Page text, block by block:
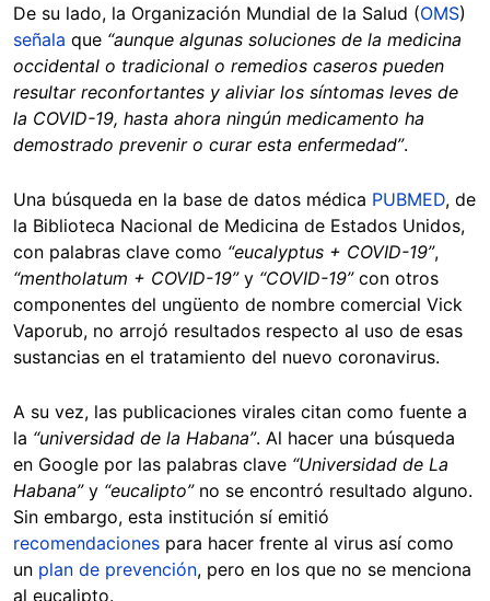
De su lado, la Organización Mundial de la Salud (OMS)
señala que “aunque algunas soluciones de la medicina
occidental o tradicional o remedios caseros pueden
resultar reconfortantes y aliviar los síntomas leves de
la COVID-19, hasta ahora ningún medicamento ha
demostrado prevenir o curar esta enfermedad”.
Una búsqueda en la base de datos médica PUBMED, de
la Biblioteca Nacional de Medicina de Estados Unidos,
con palabras clave como “eucalyptus + COVID-19”,
“mentholatum + COVID-19”y “COVID-19” con otros
componentes del ungüento de nombre comercial Vick
Vaporub, no arrojó resultados respecto al uso de esas
sustancias en el tratamiento del nuevo coronavirus.
A su vez, las publicaciones virales citan como fuente a
la “universidad de la Habana”. Al hacer una búsqueda
en Google por las palabras clave “Universidad de La
Habana”y “eucalipto”no se encontró resultado alguno.
Sin embargo, esta institución sí emitió
recomendaciones para hacer frente al virus así como
un plan de prevención, pero en los que no se menciona
al eucalipto.